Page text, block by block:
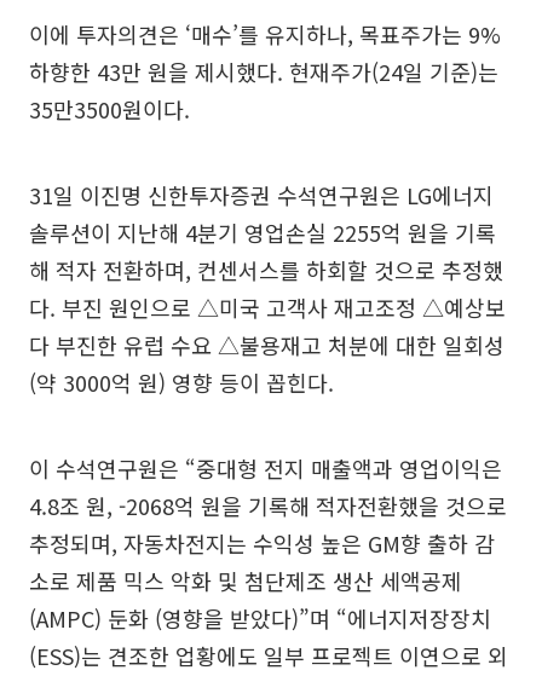
이에 투자의견은 ‘매수’를 유지하나, 목표주가는 9%
하향한 43만 원을 제시했다. 현재주가(24일 기준)는
35만3500원이다.
31일 이진명 신한투자증권 수석연구원은 LG에너지
솔루션이 지난해 4분기 영업손실 2255억 원을 기록
해 적자 전환하며, 컨센서스를 하회할 것으로 추정했
다. 부진 원인으로 △미국 고객사 재고조정 △예상보
다 부진한 유럽 수요 △불용재고 처분에 대한 일회성
(약 3000억 원) 영향 등이 꼽힌다.
이 수석연구원은 “중대형 전지 매출액과 영업이익은
4.8조 원, -2068억 원을 기록해 적자전환했을 것으로
추정되며, 자동차전지는 수익성 높은 GM향 출하 감
소로 제품 믹스 악화 및 첨단제조 생산 세액공제
(AMPC) 둔화 (영향을 받았다)”며 “에너지저장장치
(ESS)는 견조한 업황에도 일부 프로젝트 이연으로 외